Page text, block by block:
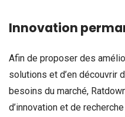
Innovation
Afin de proposer des
solutions et d’en découvrir
besoins du marché,
d’innovation et de